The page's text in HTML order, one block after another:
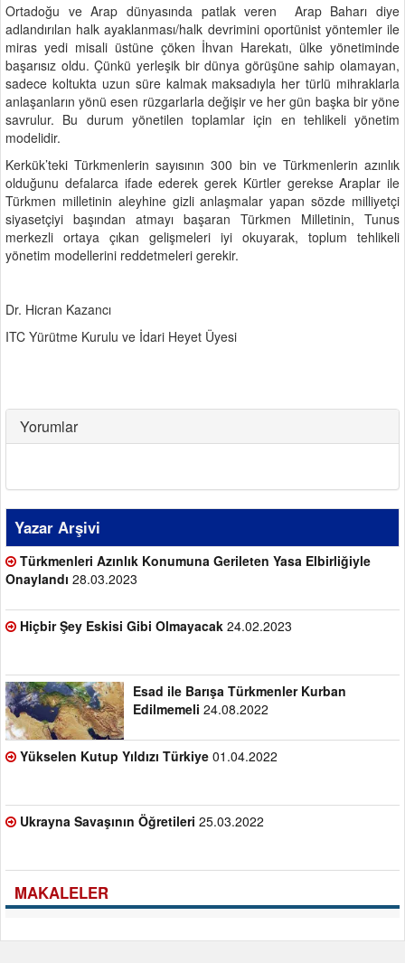
Ortadoğu ve Arap dünyasında patlak veren Arap Baharı diye
adlandırılan halk ayaklanması/halk devrimini oportünist yöntemler ile
miras yedi misali üstüne çöken İhvan Harekatı, ülke yönetiminde
başarısız oldu. Çünkü yerleşik bir dünya görüşüne sahip olamayan,
sadece koltukta uzun süre kalmak maksadıyla her türlü mihraklarla
anlaşanların yönü esen rüzgarlarla değişir ve her gün başka bir yöne
savrulur. Bu durum yönetilen toplamlar için en tehlikeli yönetim
modelidir.
Kerkük’teki Türkmenlerin sayısının 300 bin ve Türkmenlerin azınlık
olduğunu defalarca ifade ederek gerek Kürtler gerekse Araplar ile
Türkmen milletinin aleyhine gizli anlaşmalar yapan sözde milliyetçi
siyasetçiyi başından atmayı başaran Türkmen Milletinin, Tunus
merkezli ortaya çıkan gelişmeleri iyi okuyarak, toplum tehlikeli
yönetim modellerini reddetmeleri gerekir.
Dr. Hicran Kazancı
ITC Yürütme Kurulu ve İdari Heyet Üyesi
Yorumlar
Yazar Arşivi
Türkmenleri Azınlık Konumuna Gerileten Yasa Elbirliğiyle
Onaylandı 28.03.2023
Hiçbir Şey Eskisi Gibi Olmayacak 24.02.2023
Esad ile Barışa Türkmenler Kurban
Edilmemeli 24.08.2022
Yükselen Kutup Yıldızı Türkiye 01.04.2022
Ukrayna Savaşının Öğretileri 25.03.2022
MAKALELER